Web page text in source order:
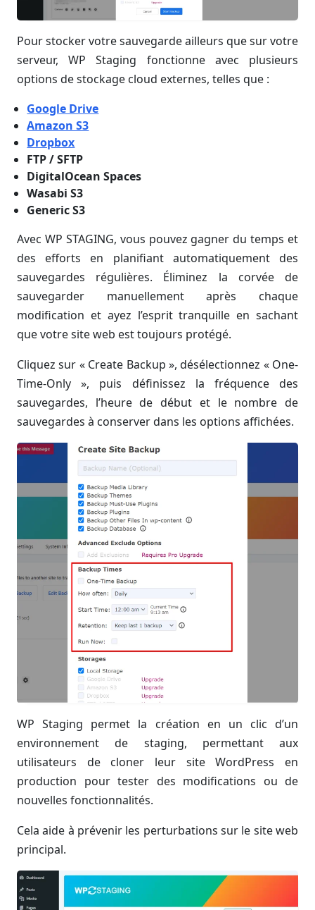
Pour stocker votre sauvegarde ailleurs que sur votre
serveur, WP Staging fonctionne avec plusieurs
options de stockage cloud externes, telles que :
Google Drive
Amazon S3
Dropbox
FTP / SFTP
DigitalOcean Spaces
Wasabi S3
Generic S3
Avec WP STAGING, vous pouvez gagner du temps et
des efforts en planifiant automatiquement des
sauvegardes régulières. Éliminez la corvée de
sauvegarder manuellement après chaque
modification et ayez l’esprit tranquille en sachant
que votre site web est toujours protégé.
Cliquez sur « Create Backup », désélectionnez « One-
Time-Only », puis définissez la fréquence des
sauvegardes, l’heure de début et le nombre de
sauvegardes à conserver dans les options affichées.
WP Staging permet la création en un clic d’un
environnement de staging, permettant aux
utilisateurs de cloner leur site WordPress en
production pour tester des modifications ou de
nouvelles fonctionnalités.
Cela aide à prévenir les perturbations sur le site web
principal.